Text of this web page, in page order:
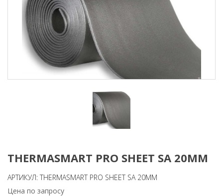
THERMASMART PRO SHEET SA 20ММ
АРТИКУЛ: THERMASMART PRO SHEET SA 20ММ
Цена по запросу